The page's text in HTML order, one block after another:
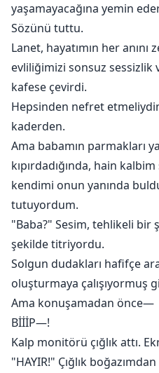
yaşamayacağına yemin
Sözünü tuttu.
Lanet, hayatımın her
evliliğimizi sonsuz sessizlik
kafese çevirdi.
Hepsinden nefret
kaderden.
Ama babamın parmakları
kıpırdadığında, hain
kendimi onun yanında
tutuyordum.
"Baba?" Sesim, tehlikeli bir
şekilde titriyordu.
Solgun dudakları hafifçe
oluşturmaya çalışıyormuş
Ama konuşamadan önce—
BİİİP—!
Kalp monitörü çığlık attı.
"HAYIR!" Çığlık